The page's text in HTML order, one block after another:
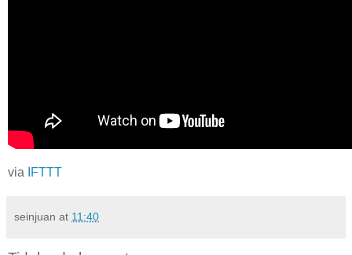
via IFTTT
seinjuan at 11:40